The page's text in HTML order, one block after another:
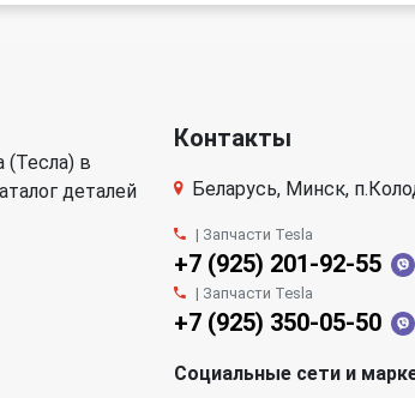
(Тесла) в
деталей
Контакты
Беларусь, Минск,
| Запчасти Tesla
+7 (925) 201-92-55
| Запчасти Tesla
+7 (925) 350-05-50
Социальные сети и